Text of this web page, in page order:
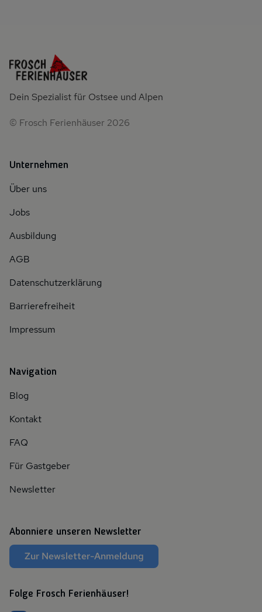
Dein Spezialist für Ostsee und Alpen
© Frosch Ferienhäuser 2026
Unternehmen
Über uns
Jobs
Ausbildung
AGB
Datenschutzerklärung
Barrierefreiheit
Impressum
Navigation
Blog
Kontakt
FAQ
Für Gastgeber
Newsletter
Abonniere unseren Newsletter
Zur Newsletter-Anmeldung
Folge Frosch Ferienhäuser!